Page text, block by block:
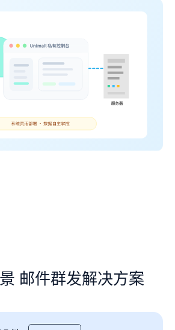
邮件群发解决方案